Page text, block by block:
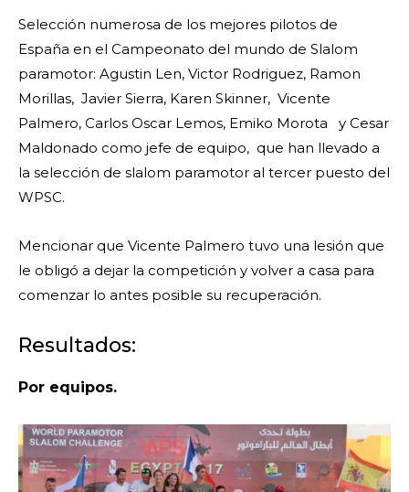
Selección numerosa de los mejores pilotos de
España en el Campeonato del mundo de Slalom
paramotor: Agustin Len, Victor Rodriguez, Ramon
Morillas, Javier Sierra, Karen Skinner, Vicente
Palmero, Carlos Oscar Lemos, Emiko Morota y Cesar
Maldonado como jefe de equipo, que han llevado a
la selección de slalom paramotor al tercer puesto del
WPSC.
Mencionar que Vicente Palmero tuvo una lesión que
le obligó a dejar la competición y volver a casa para
comenzar lo antes posible su recuperación.
Resultados:
Por equipos.